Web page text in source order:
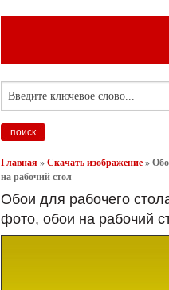
Главная »Скачать изображение »
на рабочий стол
Обои для рабочего
фото, обои на рабочий